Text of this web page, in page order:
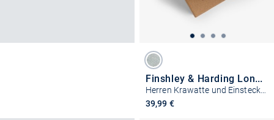
Finshley & Harding London
Herren Krawatte und Einstecktuch aus Seide
39,99 €